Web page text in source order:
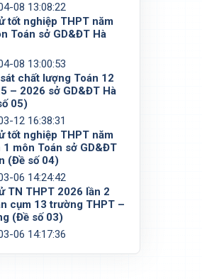
08 13:08:22
tốt nghiệp THPT năm
Toán sở GD&ĐT Hà
08 13:00:53
chất lượng Toán 12
– 2026 sở GD&ĐT Hà
05)
12 16:38:31
tốt nghiệp THPT năm
1 môn Toán sở GD&ĐT
(Đề số 04)
06 14:24:42
TN THPT 2026 lần 2
cụm 13 trường THPT –
(Đề số 03)
06 14:17:36